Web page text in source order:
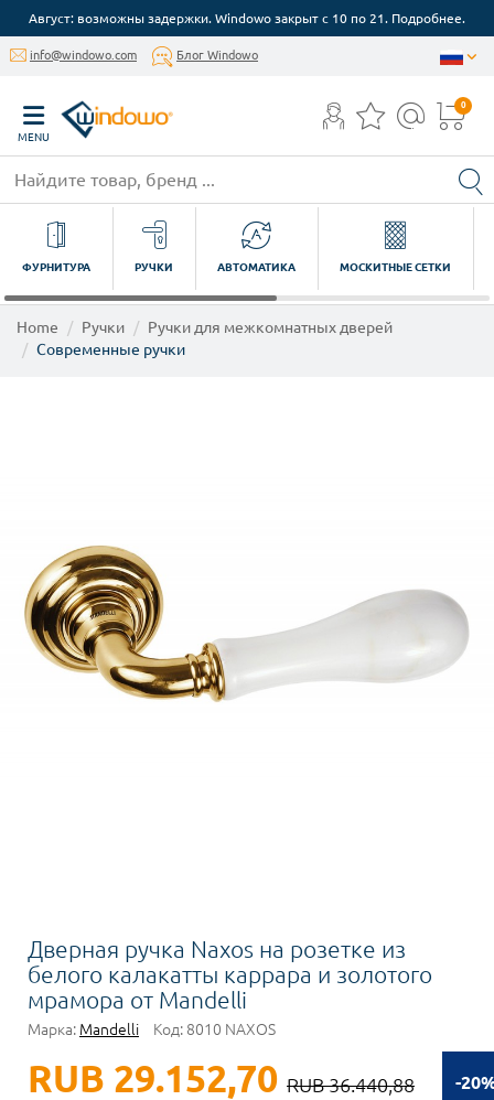
Август: возможны задержки. Windowo закрыт с 10 по 21. Подробнее.
info@windowo.com Блог Windowo
MENU
0
ФУРНИТУРА РУЧКИ АВТОМАТИКА МОСКИТНЫЕ СЕТКИ
Home Ручки
Ручки для межкомнатных дверей
Современные ручки
Дверная ручка Naxos на розетке из
белого калакатты каррара и золотого
мрамора от Mandelli
Марка: Mandelli Код: 8010 NAXOS
-
RUB 29.152,70 RUB 36.440,88